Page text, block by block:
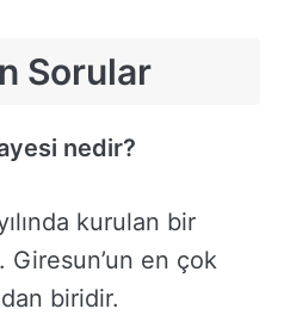
Sorular
nedir?
kurulan bir
en çok
biridir.